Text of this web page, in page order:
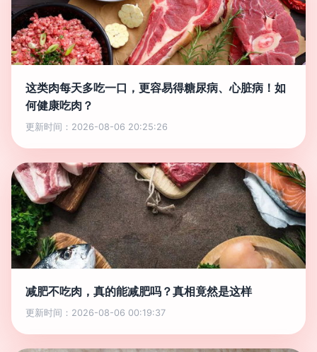
这类肉每天多吃一口，更容易得糖尿病、心脏病！如
何健康吃肉？
更新时间：2026-08-06 20:25:26
减肥不吃肉，真的能减肥吗？真相竟然是这样
更新时间：2026-08-06 00:19:37